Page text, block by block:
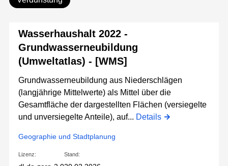
Wasserhaushalt 2022 -
Grundwasserneubildung
(Umweltatlas) - [WMS]
Grundwasserneubildung aus Niederschlägen
(langjährige Mittelwerte) als Mittel über die
Gesamtfläche der dargestellten Flächen (versiegelte
und unversiegelte Anteile), auf... Details
Geographie und Stadtplanung
Lizenz: Stand: